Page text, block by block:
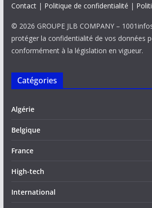
Contact| Politique de confidentialité |
© 2026 GROUPE JLB COMPANY –
protéger la confidentialité de vos données
conformément à la législation en vigueur.
Catégories
Algérie
Belgique
France
High-tech
International